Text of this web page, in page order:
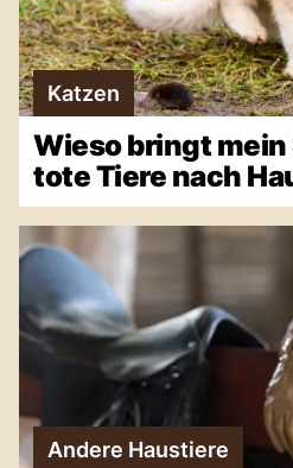
Katzen
Wieso bringt
tote Tiere nach
Andere Haustiere